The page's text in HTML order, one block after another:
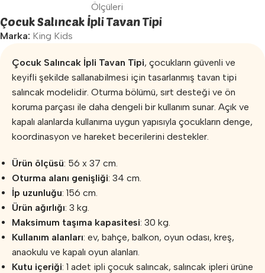
Çocuk Salıncak İpli Tavan Tipi
Marka: King Kids
Çocuk Salıncak İpli Tavan Tipi, çocukların güvenli ve
keyifli şekilde sallanabilmesi için tasarlanmış tavan tipi
salıncak modelidir. Oturma bölümü, sırt desteği ve ön
koruma parçası ile daha dengeli bir kullanım sunar. Açık ve
kapalı alanlarda kullanıma uygun yapısıyla çocukların denge,
koordinasyon ve hareket becerilerini destekler.
Ürün ölçüsü: 56 x 37 cm.
Oturma alanı genişliği: 34 cm.
İp uzunluğu: 156 cm.
Ürün ağırlığı: 3 kg.
Maksimum taşıma kapasitesi: 30 kg.
Kullanım alanları: ev, bahçe, balkon, oyun odası, kreş,
anaokulu ve kapalı oyun alanları.
Kutu içeriği: 1 adet ipli çocuk salıncak, salıncak ipleri ürüne